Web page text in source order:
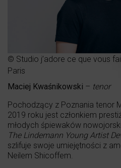
© Studio j’adore ce que vous
Paris
Maciej Kwaśnikowski – tenor
Pochodzący z Poznania tenor
2019 roku jest członkiem
młodych śpiewaków
The Lindemann Young Artist
szlifuje swoje umiejętności z
Neilem Shicoffem.